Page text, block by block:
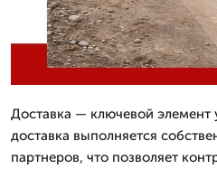
Доставка — ключевой элемент
доставка выполняется
партнеров, что позволяет